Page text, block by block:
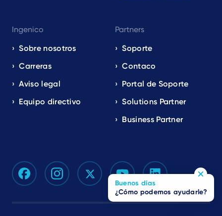
Ingenico
Sobre nosotros
Carreras
Aviso legal
Equipo directivo
Partners
Soporte
Contaco
Portal de Soporte
Solutions Partner
Business Partner
Buenos días
¿Cómo podemos ayudarle?